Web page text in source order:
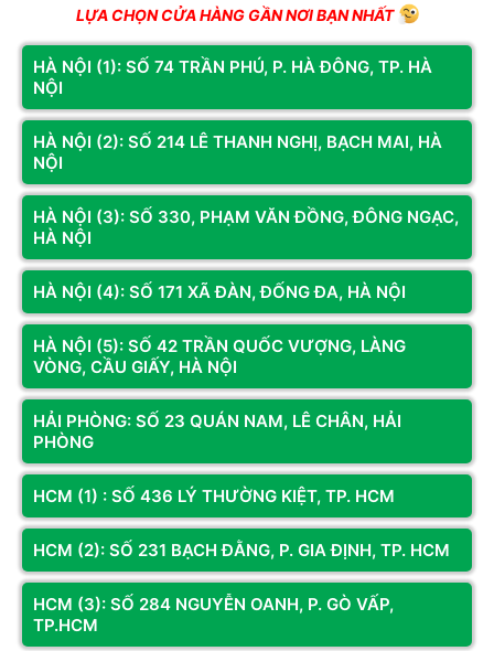
nghiệp như chỉnh sửa ảnh, lập trình, 12900K đều
đáp ứng một cách xuất sắc.
Dung lượng 32GB RAM
đủ để bạn chạy đa nhiệm nhiều ứng dụng cùng lúc
mà không lo bị giật lag.
Tốc độ cao: Với RAM tốc độ cao, máy tính của bạn
sẽ hoạt động mượt mà hơn, đặc biệt khi chạy các
ứng dụng đòi hỏi nhiều bộ nhớ như chỉnh sửa video
4K, chơi game với các hiệu ứng đồ họa phức tạp.
GTX 1660 Super 6GB là một card đồ họa tầm trung
khá mạnh mẽ, đủ sức để chiến các tựa game phổ
biến ở độ phân giải Full HD và cài đặt đồ họa cao.
Với 6GB VRAM, card đồ họa này có thể xử lý tốt
các hiệu ứng đồ họa phức tạp trong game và đảm
bảo trải nghiệm chơi game mượt mà.
SSD
NVMe 1TB
mang đến tốc độ khởi động hệ điều
hành, load game và các ứng dụng nhanh chóng,
giúp bạn tiết kiệm thời gian.
LỰA CHỌN CỬA HÀNG GẦN NƠI BẠN NHẤT
HÀ NỘI (1): SỐ 74 TRẦN PHÚ, P. HÀ ĐÔNG, TP. HÀ
NỘI
HÀ NỘI (2): SỐ 214 LÊ THANH NGHỊ, BẠCH MAI, HÀ
NỘI
HÀ NỘI (3): SỐ 330, PHẠM VĂN ĐỒNG, ĐÔNG NGẠC,
HÀ NỘI
HÀ NỘI (4): SỐ 171 XÃ ĐÀN, ĐỐNG ĐA, HÀ NỘI
HÀ NỘI (5): SỐ 42 TRẦN QUỐC VƯỢNG, LÀNG
VÒNG, CẦU GIẤY, HÀ NỘI
HẢI PHÒNG: SỐ 23 QUÁN NAM, LÊ CHÂN, HẢI
PHÒNG
HCM (1) : SỐ 436 LÝ THƯỜNG KIỆT, TP. HCM
HCM (2): SỐ 231 BẠCH ĐẰNG, P. GIA ĐỊNH, TP. HCM
HCM (3): SỐ 284 NGUYỄN OANH, P. GÒ VẤP,
TP.HCM